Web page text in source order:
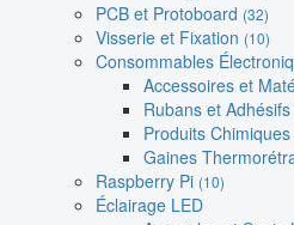
PCB et Protoboard (32)
Visserie et Fixation (10)
Consommables
Accessoires et
Rubans et Adhésifs
Produits
Gaines
Raspberry Pi (10)
Éclairage LED